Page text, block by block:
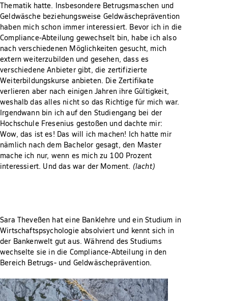
Thematik hatte. Insbesondere Betrugsmaschen und
Geldwäsche beziehungsweise Geldwäscheprävention
haben mich schon immer interessiert. Bevor ich in die
Compliance-Abteilung gewechselt bin, habe ich also
nach verschiedenen Möglichkeiten gesucht, mich
extern weiterzubilden und gesehen, dass es
verschiedene Anbieter gibt, die zertifizierte
Weiterbildungskurse anbieten. Die Zertifikate
verlieren aber nach einigen Jahren ihre Gültigkeit,
weshalb das alles nicht so das Richtige für mich war.
Irgendwann bin ich auf den Studiengang bei der
Hochschule Fresenius gestoßen und dachte mir:
Wow, das ist es! Das will ich machen! Ich hatte mir
nämlich nach dem Bachelor gesagt, den Master
mache ich nur, wenn es mich zu 100 Prozent
interessiert. Und das war der Moment. (lacht)
Sara Theveßen hat eine Banklehre und ein Studium in
Wirtschaftspsychologie absolviert und kennt sich in
der Bankenwelt gut aus. Während des Studiums
wechselte sie in die Compliance-Abteilung in den
Bereich Betrugs- und Geldwäscheprävention.